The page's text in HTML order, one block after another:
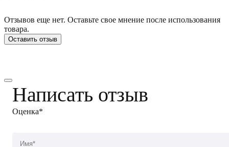
Отзывов еще нет. Оставьте свое мнение после использования
товара.
Оставить отзыв
Написать отзыв
Оценка*